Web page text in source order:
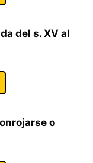
del s. XV al
o